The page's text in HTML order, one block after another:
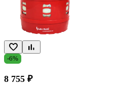
-6%
8 755 ₽